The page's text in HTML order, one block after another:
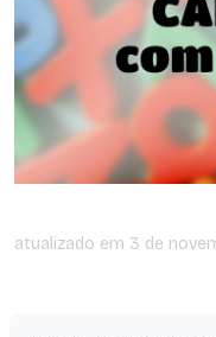
atualizado em 3 de